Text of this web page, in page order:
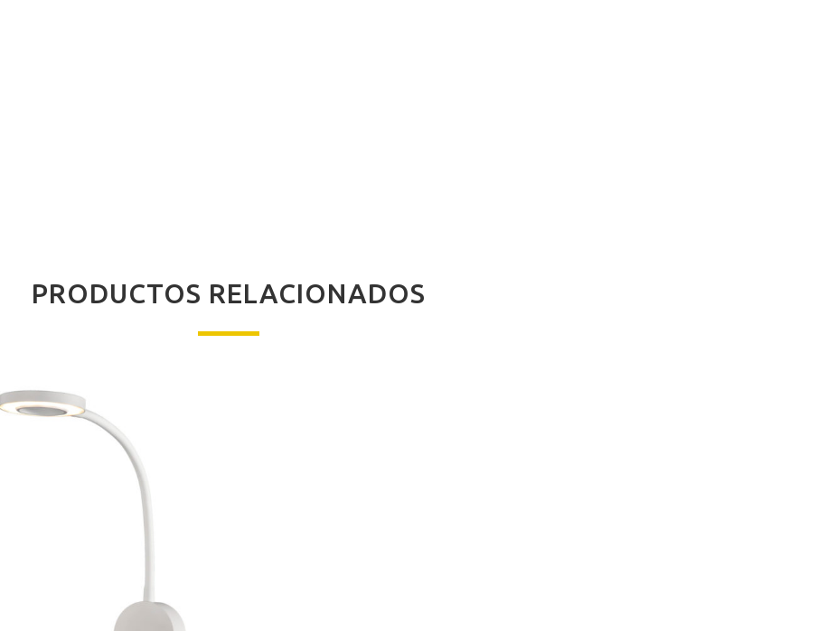
PRODUCTOS RELACIONADOS